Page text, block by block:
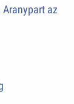
az